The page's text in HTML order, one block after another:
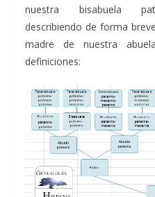
nuestra bisabuela
describiendo de forma
madre de nuestra
definiciones: